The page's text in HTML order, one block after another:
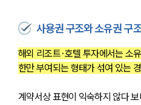
대륜
대륜
글로벌 파
사용권 구조와 소유권 구
해외 리조트·호텔 투자에서는 소
한만 부여되는 형태가 섞여 있는
계약서상 표현이 익숙하지 않다